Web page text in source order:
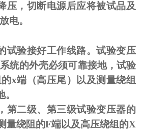
压，切断电源后应将被试品及
电。
试验接好工作线路。试验变压
统的外壳必须可靠接地，试验
x端（高压尾）以及测量绕组
第二级、第三级试验变压器的
量绕阻的F端以及高压绕组的X